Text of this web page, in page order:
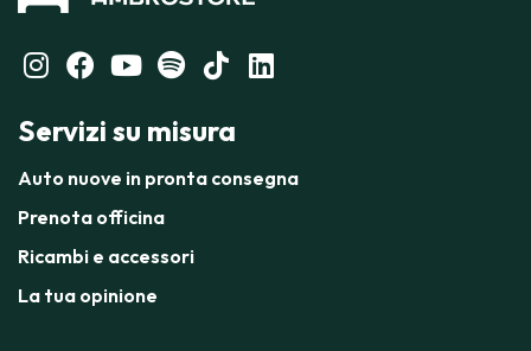
Servizi su misura
Auto nuove in pronta consegna
Prenota officina
Ricambi e accessori
La tua opinione